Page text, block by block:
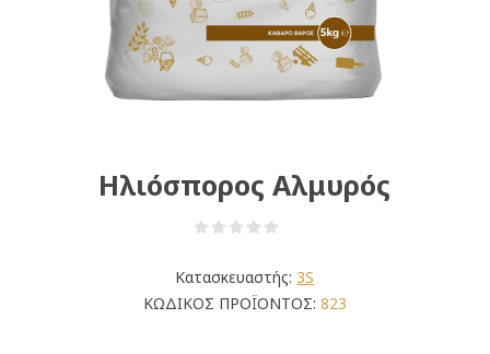
Ηλιόσπορος Αλμυρός
Κατασκευαστής: 3S
ΚΩΔΙΚΟΣ ΠΡΟΪΟΝΤΟΣ: 823